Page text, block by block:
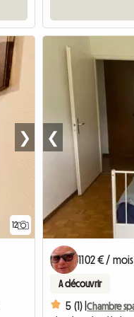
12
❯ ❮
1102 € / mois
A découvrir
5 (1) |